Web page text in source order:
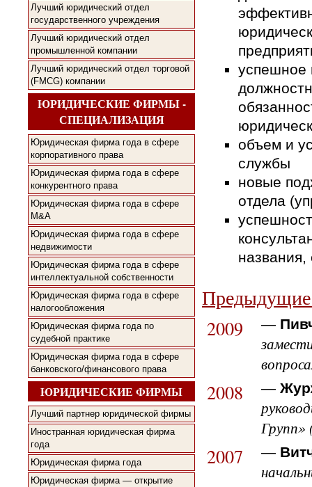
Лучший юридический отдел
государственного учреждения
Лучший юридический отдел
промышленной компании
Лучший юридический отдел торговой
(FMCG) компании
ЮРИДИЧЕСКИЕ ФИРМЫ -
СПЕЦИАЛИЗАЦИЯ
Юридическая фирма года в сфере
корпоративного права
Юридическая фирма года в сфере
конкурентного права
Юридическая фирма года в сфере
M&A
Юридическая фирма года в сфере
недвижимости
Юридическая фирма года в сфере
интеллектуальной собственности
Юридическая фирма года в сфере
налогообложения
Юридическая фирма года по
судебной практике
Юридическая фирма года в сфере
банковского/финансового права
ЮРИДИЧЕСКИЕ ФИРМЫ
Лучший партнер юридической фирмы
Иностранная юридическая фирма
года
Юридическая фирма года
Юридическая фирма — открытие
успешное
объем и
службы
новые
отдела
Предыдущие
2009 —
2008 —
Групп»
2007 —